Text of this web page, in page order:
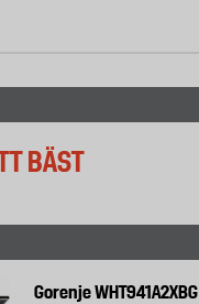
BÄST
Gorenje WHT941A2XBG